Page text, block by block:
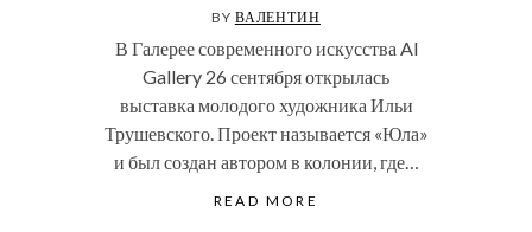
BY ВАЛЕНТИН
В Галерее современного искусства Al
Gallery 26 сентября открылась
выставка молодого художника Ильи
Трушевского. Проект называется «Юла»
и был создан автором в колонии, где…
READ MORE